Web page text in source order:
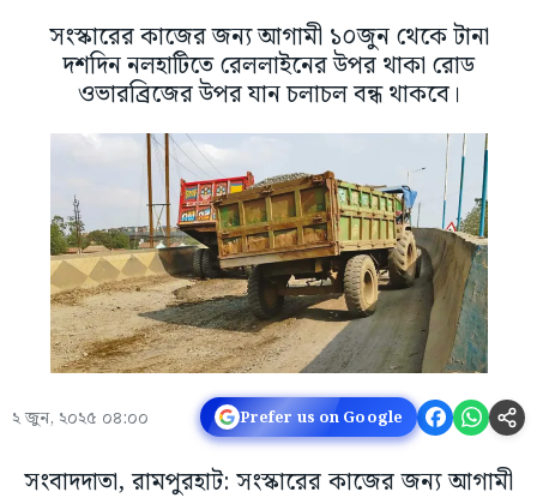
সংস্কারের কাজের জন্য আগামী ১০জুন থেকে টানা
দশদিন নলহাটিতে রেললাইনের উপর থাকা রোড
ওভারব্রিজের উপর যান চলাচল বন্ধ থাকবে।
২ জুন, ২০২৫ ০৪:০০ Prefer us on Google
সংবাদদাতা, রামপুরহাট: সংস্কারের কাজের জন্য আগামী